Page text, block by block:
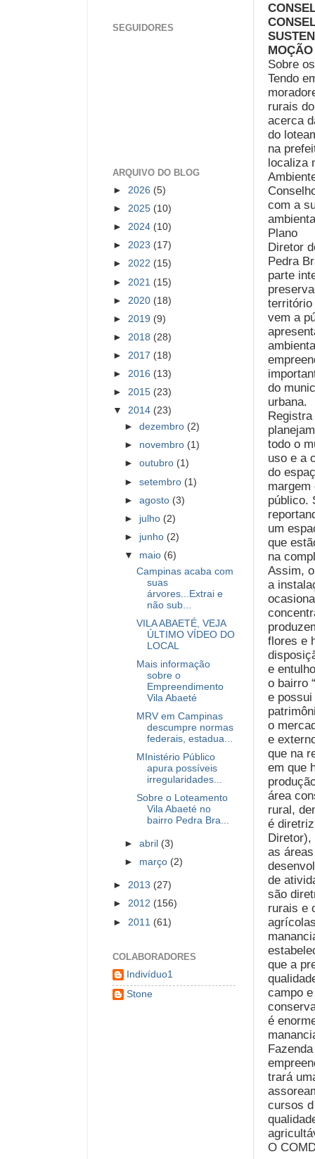
Sobre
Tendo
rurais
acerca
do
na
localiza
com a
Plano
Diretor
Pedra
parte
vem a
do
urbana.
todo o
uso e a
do
margem
público.
um
que
na
Assim,
a
flores e
e
o bairro
e possui
o
e
que na
em que
área
rural,
é
Diretor),
as
de
são
rurais e
que a
campo
é
trará
cursos
O
SEGUIDORES
ARQUIVO DO BLOG
► 2026 (5)
► 2025 (10)
► 2024 (10)
► 2023 (17)
► 2022 (15)
► 2021 (15)
► 2020 (18)
► 2019 (9)
► 2018 (28)
► 2017 (18)
► 2016 (13)
► 2015 (23)
▼ 2014 (23)
►dezembro (2)
► novembro (1)
►outubro (1)
►setembro (1)
►agosto (3)
► julho (2)
► junho (2)
▼ maio (6)
Campinas acaba com
suas
árvores...Extrai e
não sub...
VILA ABAETÉ, VEJA
ÚLTIMO VÍDEO DO
LOCAL
Mais informação
sobre o
Empreendimento
Vila Abaeté
MRV em Campinas
descumpre normas
federais, estadua...
MInistério Público
apura possíveis
irregularidades...
Sobre o Loteamento
Vila Abaeté no
bairro Pedra Bra...
►abril (3)
► março (2)
► 2013 (27)
► 2012 (156)
► 2011 (61)
COLABORADORES
Indivíduo1
Stone